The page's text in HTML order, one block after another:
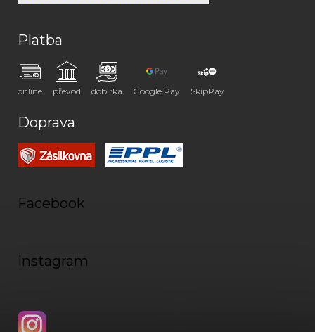
Platba
online převod dobírka Google Pay SkipPay
Doprava
Facebook
Instagram